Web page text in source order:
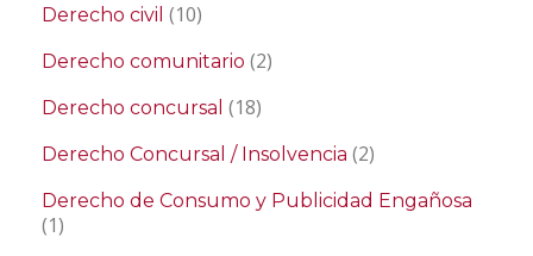
Derecho civil (10)
Derecho comunitario (2)
Derecho concursal (18)
Derecho Concursal / Insolvencia (2)
Derecho de Consumo y Publicidad Engañosa
(1)